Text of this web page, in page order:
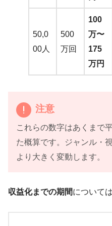
50,0
00人
500
万回
100
万〜
175
万円
注意
これらの数字はあくまで
た概算です。ジャンル・
より大きく変動します。
収益化までの期間について